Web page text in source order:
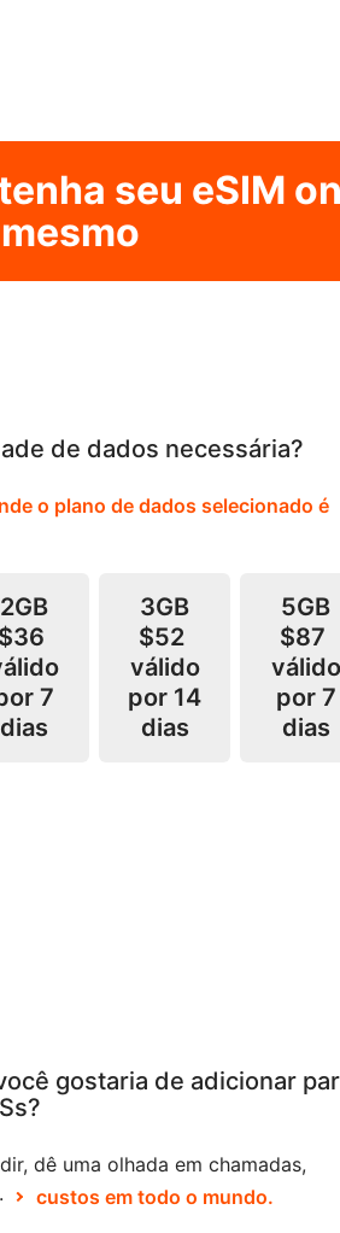
seu eSIM
mesmo
de dados necessária?
o plano de dados selecionado é
2GB
$36
7
dias
3GB
$52
válido
por 14
dias
5GB
$87
válido
por 7
dias
gostaria de adicionar
dê uma olhada em chamadas,
custos em todo o mundo.